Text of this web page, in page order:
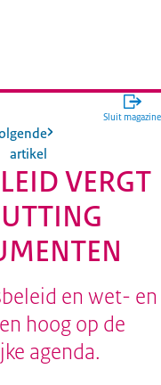
Sluit magazine
artikel
VERGT
en wet- en
hoog op de
agenda.